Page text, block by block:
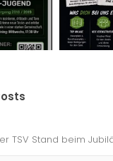
TSV Stand beim